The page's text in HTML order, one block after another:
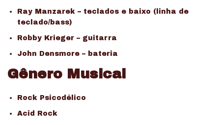
Ray Manzarek – teclados e baixo (linha de
teclado/bass)
Robby Krieger – guitarra
John Densmore – bateria
Gênero Musical
Rock Psicodélico
Acid Rock